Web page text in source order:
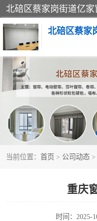
北碚区蔡家
当前位置： 首页 > 公司动态
重庆
时间：2025-
软包硬包
窗帘